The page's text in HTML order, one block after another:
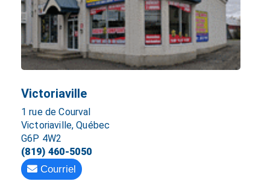
Victoriaville
1 rue de Courval
Victoriaville, Québec
G6P 4W2
(819) 460-5050
Courriel